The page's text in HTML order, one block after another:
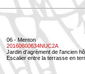
06 - Menton
20160600634NUC2A
Jardin d'agrément de l'ancien
Escalier entre la terrasse en